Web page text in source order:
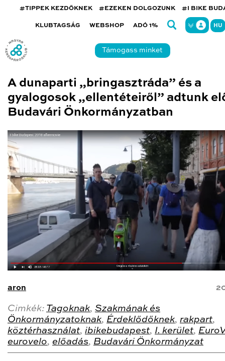
#TIPPEK KEZDŐKNEK #EZEKEN DOLGOZUNK #I BIKE
KLUBTAGSÁG WEBSHOP ADÓ 1% HU
Támogass minket
A dunaparti „bringasztráda” és a
gyalogosok „ellentéteiről” adtunk
Budavári Önkormányzatban
aron
Cimkék: Tagoknak, Szakmának és
Önkormányzatoknak, Érdeklődőknek, rakpart,
köztérhasználat, ibikebudapest, I. kerület,
eurovelo, előadás, Budavári Önkormányzat